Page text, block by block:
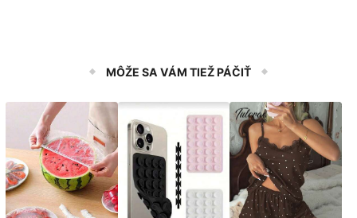
MÔŽE SA VÁM TIEŽ PÁČIŤ